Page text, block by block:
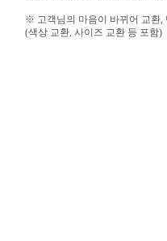
※ 고객님의 마음이 바뀌어 교환,
(색상 교환, 사이즈 교환 등 포함)